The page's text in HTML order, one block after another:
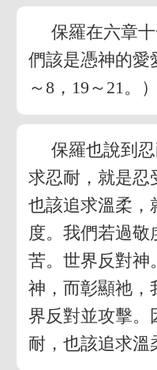
保羅在六章
們該是憑神的愛
～8，19～21。）
保羅也說到
求忍耐，就是忍
也該追求溫柔，
度。我們若過敬
苦。世界反對神
神，而彰顯祂，
界反對並攻擊。
耐，也該追求溫